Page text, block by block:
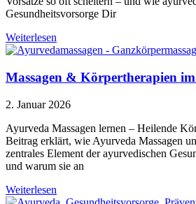
Gesundheitsvorsorge Dir
Weiterlesen
Massagen & Körpertherapien
2. Januar 2026
Ayurveda Massagen lernen – Heilende
Beitrag erklärt, wie Ayurveda Massagen
zentrales Element der ayurvedischen
und warum sie an
Weiterlesen